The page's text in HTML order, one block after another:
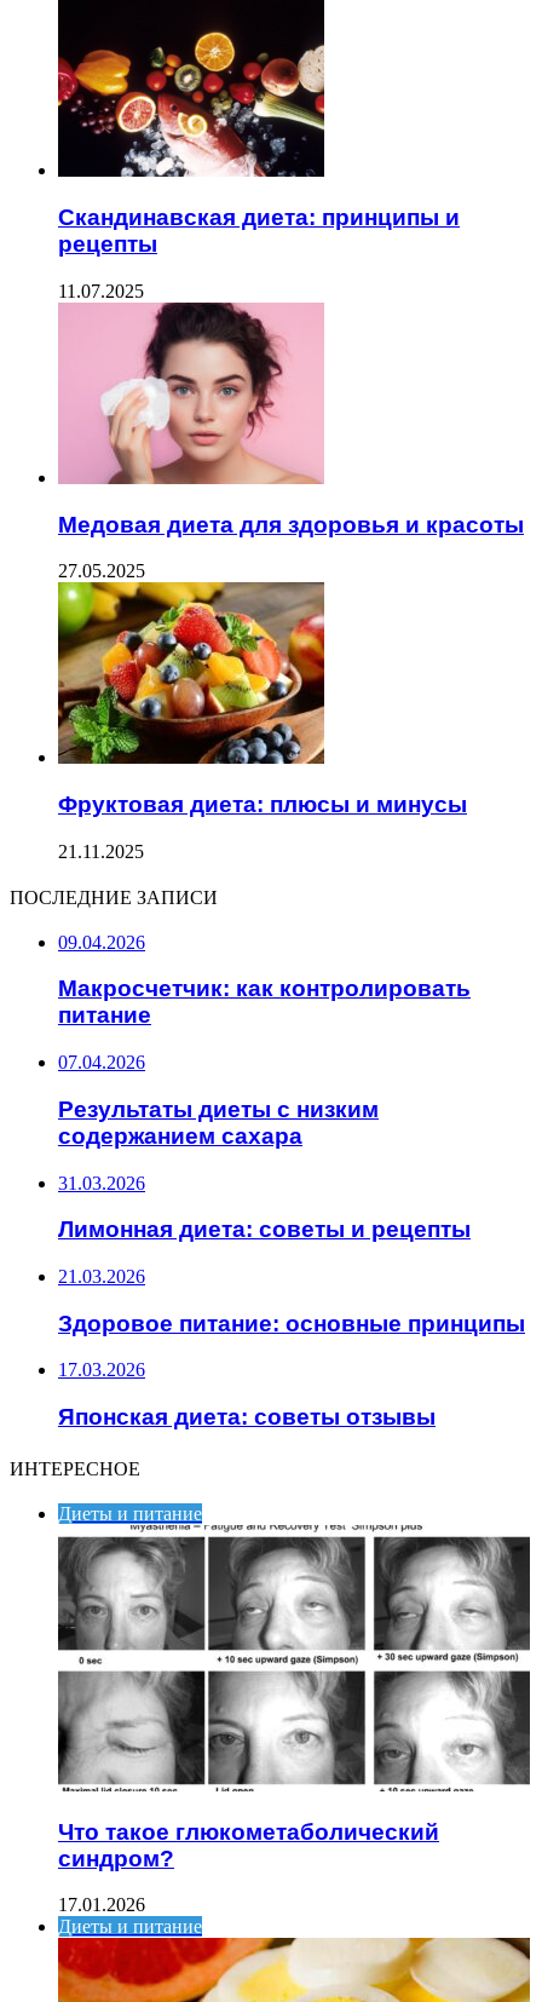
Скандинавская диета: принципы и
рецепты
11.07.2025
Медовая диета для здоровья и красоты
27.05.2025
Фруктовая диета: плюсы и минусы
21.11.2025
ПОСЛЕДНИЕ ЗАПИСИ
09.04.2026
Макросчетчик: как контролировать
питание
07.04.2026
Результаты диеты с низким
содержанием сахара
31.03.2026
Лимонная диета: советы и рецепты
21.03.2026
Здоровое питание: основные принципы
17.03.2026
Японская диета: советы отзывы
ИНТЕРЕСНОЕ
Диеты и питание
Что такое глюкометаболический
синдром?
17.01.2026
Диеты и питание